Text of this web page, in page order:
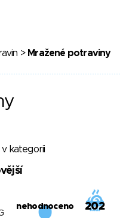
> Mražené potraviny
kategorii
nehodnoceno 202